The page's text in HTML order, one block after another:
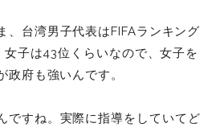
、台湾男子代表はFIFAランキング
子は43位くらいなので、女子を
府も強いんです。
ですね。実際に指導をしていてど